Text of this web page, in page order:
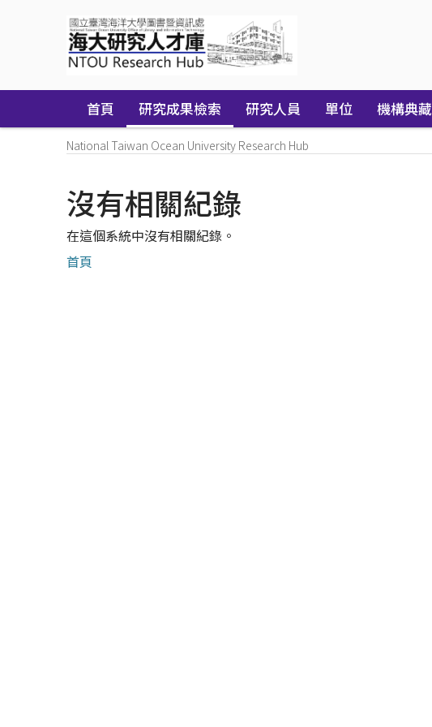
首頁 研究成果檢索 研究人員 單位 機構典藏
National Taiwan Ocean University Research Hub
沒有相關紀錄
在這個系統中沒有相關紀錄。
首頁